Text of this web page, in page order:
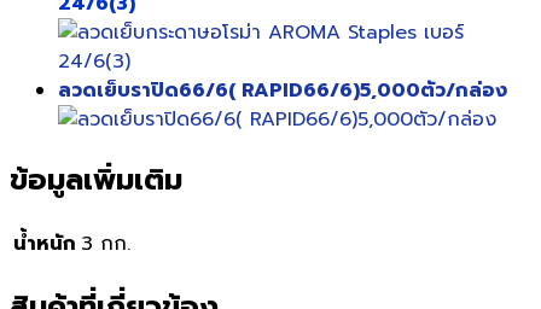
ลวดเย็บราปิด66/6( RAPID66/6)5,000ตัว/กล่อง
ข้อมูลเพิ่มเติม
น้ำหนัก 3 กก.